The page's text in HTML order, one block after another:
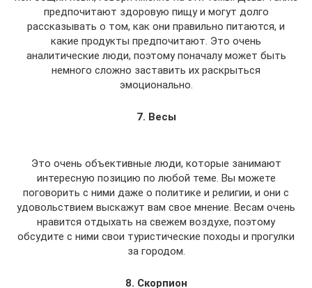
предпочитают здоровую пищу и могут долго
рассказывать о том, как они правильно питаются, и
какие продукты предпочитают. Это очень
аналитические люди, поэтому поначалу может быть
немного сложно заставить их раскрыться
эмоционально.
7. Весы
Это очень объективные люди, которые занимают
интересную позицию по любой теме. Вы можете
поговорить с ними даже о политике и религии, и они с
удовольствием выскажут вам свое мнение. Весам очень
нравится отдыхать на свежем воздухе, поэтому
обсудите с ними свои туристические походы и прогулки
за городом.
8. Скорпион